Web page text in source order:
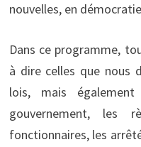
nouvelles, en
Dans ce programme,
à dire celles que nous
lois, mais
gouvernement, les
fonctionnaires, les